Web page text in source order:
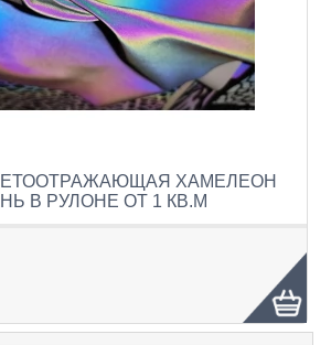
ХАМЕЛЕОН
В РУЛОНЕ ОТ 1 КВ.М